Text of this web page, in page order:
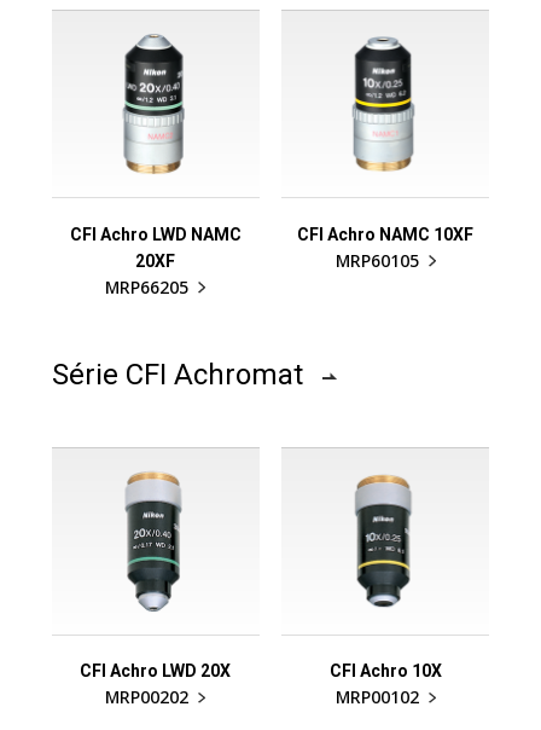
CFI Achro LWD NAMC
20XF
MRP66205
CFI Achro NAMC 10XF
MRP60105
Série CFI Achromat
CFI Achro LWD 20X
MRP00202
CFI Achro 10X
MRP00102